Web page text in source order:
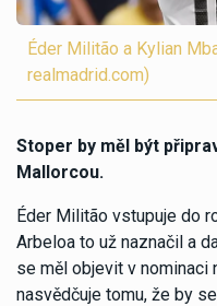
Éder Militão a Kylian
realmadrid.com)
Stoper by měl být
Mallorcou.
Éder Militão vstupuje do
Arbeloa to už naznačil a
se měl objevit v nominaci
nasvědčuje tomu, že by